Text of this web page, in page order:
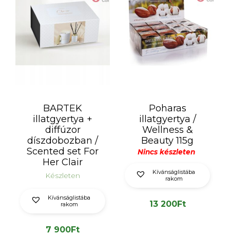
BARTEK
illatgyertya +
diffúzor
díszdobozban /
Scented set For
Her Clair
Készleten
Kívánságlistába
rakom
7 900Ft
Poharas
illatgyertya /
Wellness &
Beauty 115g
Nincs készleten
Kívánságlistába
rakom
13 200Ft